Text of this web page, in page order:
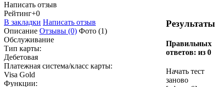
Написать отзыв
Результаты
Правильных
ответов: из 0
Начать тест
заново
Рейтинг+0
В закладки Написать отзыв
Описание Отзывы (0) Фото (1)
Обслуживание
Тип карты:
Дебетовая
Платежная система/класс карты:
Visa Gold
Функции: